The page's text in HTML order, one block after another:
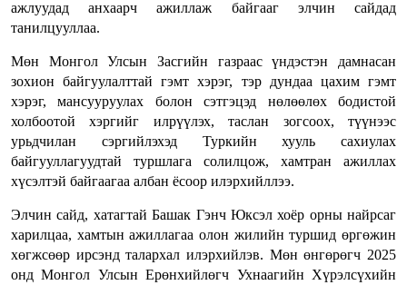
ажлуудад анхаарч ажиллаж байгааг элчин сайдад
танилцууллаа.
Мөн Монгол Улсын Засгийн газраас үндэстэн дамнасан
зохион байгуулалттай гэмт хэрэг, тэр дундаа цахим гэмт
хэрэг, мансууруулах болон сэтгэцэд нөлөөлөх бодистой
холбоотой хэргийг илрүүлэх, таслан зогсоох, түүнээс
урьдчилан сэргийлэхэд Туркийн хууль сахиулах
байгууллагуудтай туршлага солилцож, хамтран ажиллах
хүсэлтэй байгаагаа албан ёсоор илэрхийллээ.
Элчин сайд, хатагтай Башак Гэнч Юксэл хоёр орны найрсаг
харилцаа, хамтын ажиллагаа олон жилийн туршид өргөжин
хөгжсөөр ирсэнд талархал илэрхийлэв. Мөн өнгөрөгч 2025
онд Монгол Улсын Ерөнхийлөгч Ухнаагийн Хүрэлсүхийн